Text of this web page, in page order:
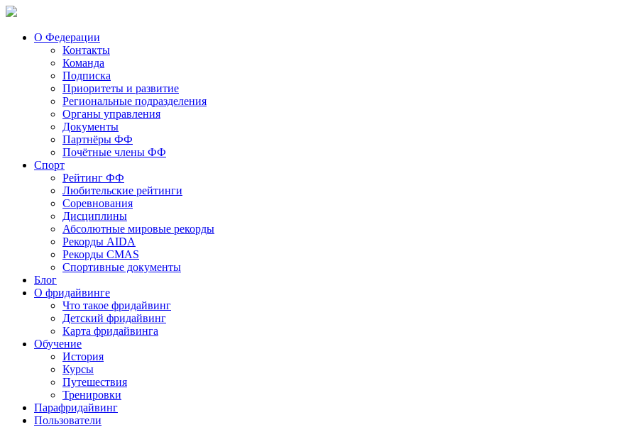
О Федерации
Контакты
Команда
Подписка
Приоритеты и развитие
Региональные подразделения
Органы управления
Документы
Партнёры ФФ
Почётные члены ФФ
Спорт
Рейтинг ФФ
Любительские рейтинги
Соревнования
Дисциплины
Абсолютные мировые рекорды
Рекорды AIDA
Рекорды CMAS
Спортивные документы
Блог
О фридайвинге
Что такое фридайвинг
Детский фридайвинг
Карта фридайвинга
Обучение
История
Курсы
Путешествия
Тренировки
Парафридайвинг
Пользователи